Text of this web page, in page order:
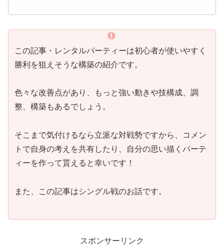
この記事・レンタルパーティーは初心者が使いやすく
勝利を狙えそうな構築の紹介です。
色々な改善点があり、もっと強い動きや技構成、調
整、構築もあるでしょう。
そこまで気付けるなら立派な対戦勢ですから、コメン
トで自身の考えを共有したり、自分の思い描くパーテ
ィーを作って貰えると幸いです！
また、この記事はシングル戦のお話です。
スポンサーリンク